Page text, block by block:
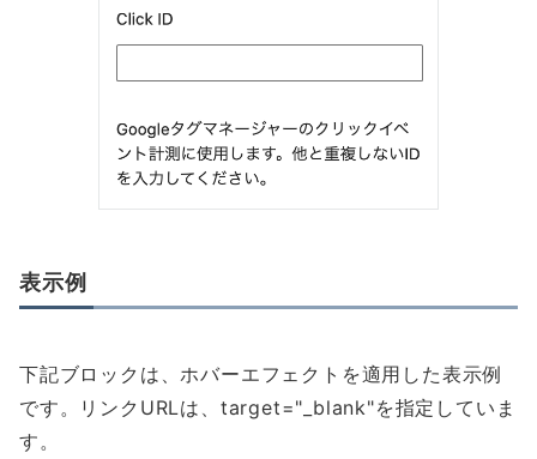
表示例
下記ブロックは、ホバーエフェクトを適用した表示例
です。リンクURLは、target="_blank"を指定していま
す。
ホ
ー